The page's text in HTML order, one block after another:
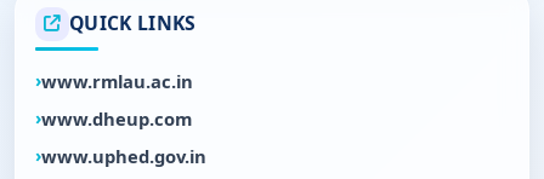
QUICK LINKS
www.rmlau.ac.in
www.dheup.com
www.uphed.gov.in